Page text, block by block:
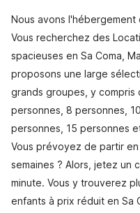
Nous avons
Vous recherchez des
spacieuses en Sa Coma,
proposons une large
grands groupes, y
personnes, 8 personnes,
personnes, 15 personnes
Vous prévoyez de partir
semaines ? Alors, jetez
minute. Vous y trouverez
enfants à prix réduit en Sa